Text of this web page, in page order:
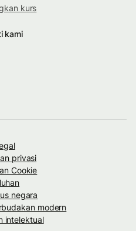
kurs
kami
privasi
Cookie
negara
modern
intelektual